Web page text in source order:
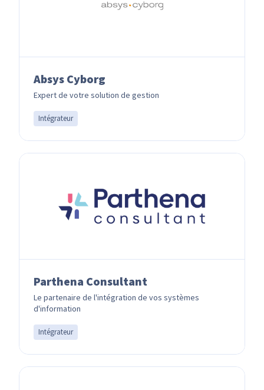
Absys Cyborg
Expert de votre solution de gestion
Intégrateur
Parthena Consultant
Le partenaire de l'intégration de vos systèmes
d'information
Intégrateur